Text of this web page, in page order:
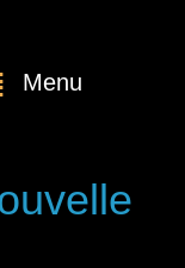
Menu